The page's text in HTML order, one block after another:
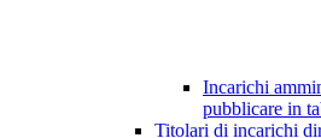
Incarichi
pubblicare in
Titolari di incarichi